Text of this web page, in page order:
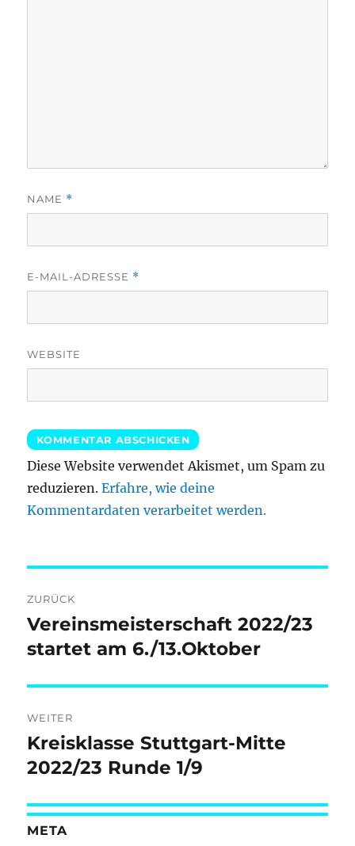
NAME *
E-MAIL-ADRESSE *
WEBSITE
Diese Website verwendet Akismet, um Spam zu
reduzieren.Erfahre, wie deine
Kommentardaten verarbeitet werden.
ZURÜCK
Vorheriger
Beitrag:
Vereinsmeisterschaft 2022/23
startet am 6./13.Oktober
WEITER
Nächster
Beitrag:
Kreisklasse Stuttgart-Mitte
2022/23 Runde 1/9
META